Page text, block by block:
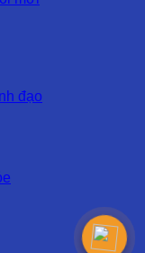
đạo